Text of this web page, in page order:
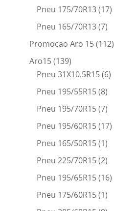
Pneu 175/70R13(17)
Pneu 165/70R13(7)
Promocao Aro 15(112)
Aro15(139)
Pneu 31X10.5R15(6)
Pneu 195/55R15(8)
Pneu 195/70R15(7)
Pneu 195/60R15(17)
Pneu 165/50R15(1)
Pneu 225/70R15(2)
Pneu 195/65R15(16)
Pneu 175/60R15(1)